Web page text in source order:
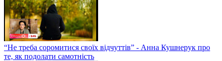
“Не треба соромитися своїх відчуттів” - Анна Кушнерук про
те, як подолати самотність